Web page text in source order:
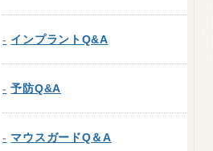
インプラントQ&A
予防Q&A
マウスガードQ＆A